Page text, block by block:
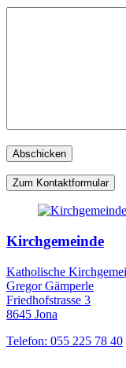
Zum Kontaktformular
Kirchgemeinde
Katholische
Gregor Gämperle
Friedhofstrasse 3
8645 Jona
Telefon: 055 225 78 40